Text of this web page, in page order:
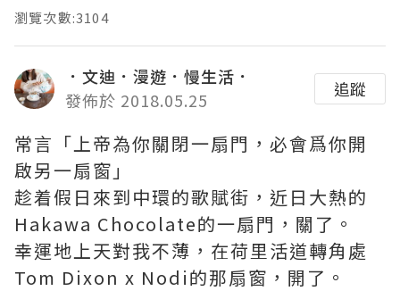
瀏覽次數:3104
．文迪．漫遊．慢生活．
發佈於 2018.05.25
追蹤
常言「上帝為你關閉一扇門，必會爲你開
啟另一扇窗」
趁着假日來到中環的歌賦街，近日大熱的
Hakawa Chocolate的一扇門，關了。
幸運地上天對我不薄，在荷里活道轉角處
Tom Dixon x Nodi的那扇窗，開了。